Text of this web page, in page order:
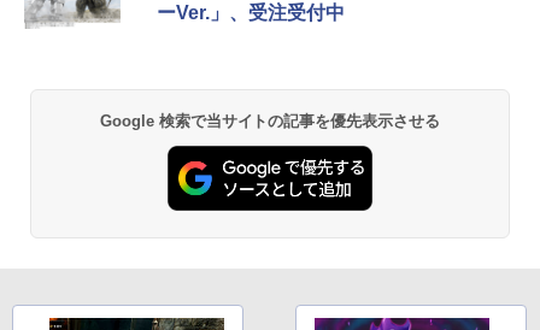
【純正品】Xbox ワイヤレス コントロー
￥7,681
劇場版「鬼滅の刃」無限城編 第一章 猗
窩座再来 通常版 [DVD]
￥3,523
3
【Amazon.co.jp限定】劇場版モノノ怪
第三章 蛇神 (Amazon.co.jp限定オリジ
ーVer.」、受注受付中
Google 検索で当サイトの記事を優先表示させる